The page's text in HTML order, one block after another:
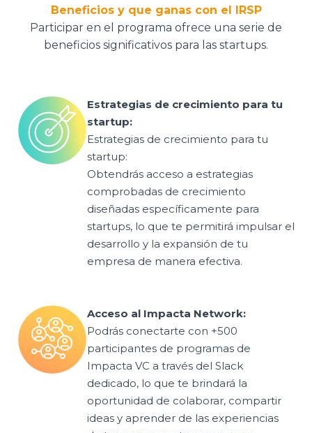
Beneficios y que ganas con el IRSP
Participar en el programa ofrece una serie de
beneficios significativos para las startups.
Estrategias de crecimiento para tu
startup:
Estrategias de crecimiento para tu
startup:
Obtendrás acceso a estrategias
comprobadas de crecimiento
diseñadas específicamente para
startups, lo que te permitirá impulsar el
desarrollo y la expansión de tu
empresa de manera efectiva.
Acceso al Impacta Network:
Podrás conectarte con +500
participantes de programas de
Impacta VC a través del Slack
dedicado, lo que te brindará la
oportunidad de colaborar, compartir
ideas y aprender de las experiencias